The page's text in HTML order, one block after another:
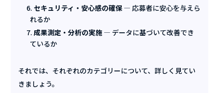
セキュリティ・安心感の確保 — 応募者に安心を与えら
れるか
成果測定・分析の実施 — データに基づいて改善でき
ているか
それでは、それぞれのカテゴリーについて、詳しく見てい
きましょう。